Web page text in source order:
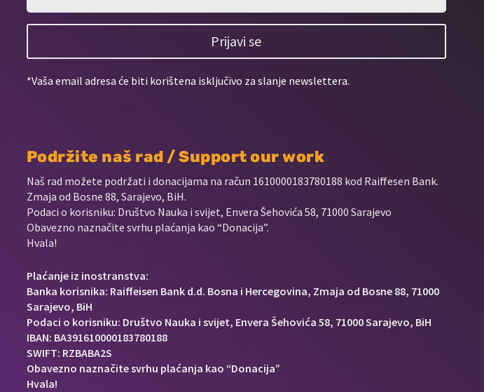
Prijavi se
*Vaša email adresa će biti korištena isključivo za slanje newslettera.
Podržite naš rad / Support our work
Naš rad možete podržati i donacijama na račun 1610000183780188 kod Raiffesen Bank.
Zmaja od Bosne 88, Sarajevo, BiH.
Podaci o korisniku: Društvo Nauka i svijet, Envera Šehovića 58, 71000 Sarajevo
Obavezno naznačite svrhu plaćanja kao “Donacija”.
Hvala!
Plaćanje iz inostranstva:
Banka korisnika: Raiffeisen Bank d.d. Bosna i Hercegovina, Zmaja od Bosne 88, 71000
Sarajevo, BiH
Podaci o korisniku: Društvo Nauka i svijet, Envera Šehovića 58, 71000 Sarajevo, BiH
IBAN: BA391610000183780188
SWIFT: RZBABA2S
Obavezno naznačite svrhu plaćanja kao “Donacija”
Hvala!